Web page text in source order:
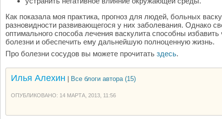
Как показала моя практика, прогноз для людей, больных
разновидности развивающегося у них заболевания. Однако
оптимального способа лечения васкулита способны
болезни и обеспечить ему дальнейшую полноценную жизнь.
Про болезни сосудов вы можете прочитать здесь.
Илья Алехин Все блоги автора (15)
ОПУБЛИКОВАНО: 14 МАРТА, 2013, 11:56